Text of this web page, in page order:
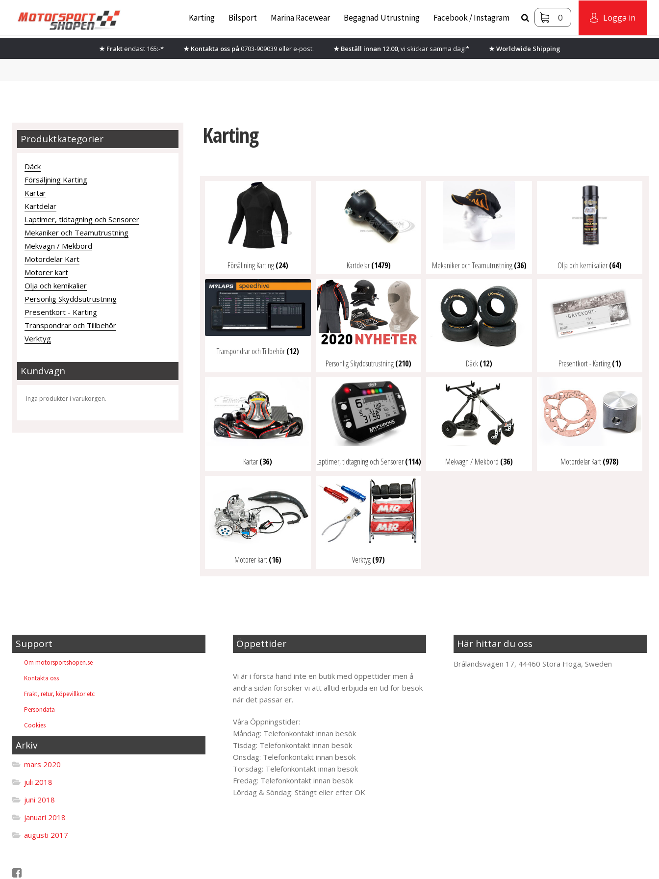
Hoppa
navigering
Hoppa
innehåll
Logga in
Karting Bilsport Marina Racewear Begagnad Utrustning Facebook / Instagram 0
★ Fraktendast 165:-* ★ Kontakta oss på 0703-909039 ellere-post. ★ Beställ innan 12.00, vi skickar samma dag!* ★ Worldwide Shipping
Karting
Försäljning Karting(24) Kartdelar(1479) Mekaniker och Teamutrustning(36) Olja och kemikalier(64)
Transpondrar och Tillbehör(12)
Personlig Skyddsutrustning(210) Däck(12) Presentkort - Karting(1)
Kartar(36) Laptimer, tidtagning och Sensorer(114) Mekvagn / Mekbord (36) Motordelar Kart(978)
Motorer kart(16) Verktyg(97)
Produktkategorier
Däck
Försäljning Karting
Kartar
Kartdelar
Laptimer, tidtagning och Sensorer
Mekaniker och Teamutrustning
Mekvagn / Mekbord
Motordelar Kart
Motorer kart
Olja och kemikalier
Personlig Skyddsutrustning
Presentkort - Karting
Transpondrar och Tillbehör
Verktyg
Kundvagn
Inga produkter i varukorgen.
Support
Om motorsportshopen.se
Kontakta oss
Frakt, retur, köpevillkor etc
Persondata
Cookies
Arkiv
mars 2020
juli 2018
juni 2018
januari 2018
augusti 2017
Öppettider
Vi är i första hand inte en butik med öppettider men å
andra sidan försöker vi att alltid erbjuda en tid för besök
när det passar er.
Våra Öppningstider:
Måndag: Telefonkontakt innan besök
Tisdag: Telefonkontakt innan besök
Onsdag: Telefonkontakt innan besök
Torsdag: Telefonkontakt innan besök
Fredag: Telefonkontakt innan besök
Lördag & Söndag: Stängt eller efter ÖK
Här hittar du oss
Brålandsvägen 17, 44460 Stora Höga, Sweden